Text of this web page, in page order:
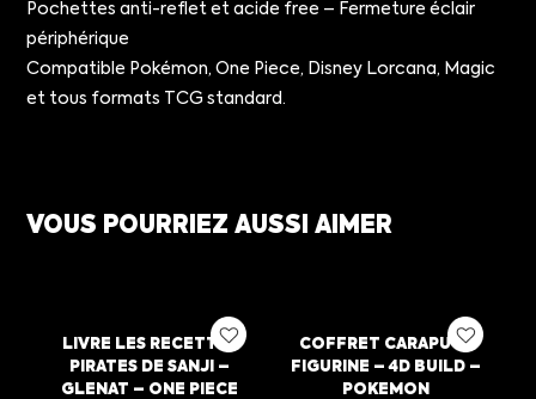
Pochettes anti-reflet et acide free – Fermeture éclair
périphérique
Compatible Pokémon, One Piece, Disney Lorcana, Magic
et tous formats TCG standard.
VOUS POURRIEZ AUSSI AIMER
LIVRE LES RECETTES
PIRATES DE SANJI –
GLENAT – ONE PIECE
COFFRET CARAPUCE
FIGURINE – 4D BUILD –
POKEMON